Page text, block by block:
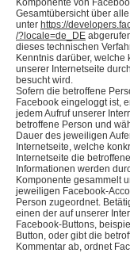
Komponente von
Gesamtübersicht über
unter https://
/?locale=de_DE
dieses technischen
Kenntnis darüber, welche
unserer Internetseite
besucht wird.
Sofern die betroffene
Facebook eingeloggt ist,
jedem Aufruf unserer
betroffene Person und
Dauer des jeweiligen
Internetseite, welche
Internetseite die
Informationen werden
Komponente gesammelt
jeweiligen Facebook-
Person zugeordnet.
einen der auf unserer
Facebook-Buttons,
Button, oder gibt die
Kommentar ab, ordnet